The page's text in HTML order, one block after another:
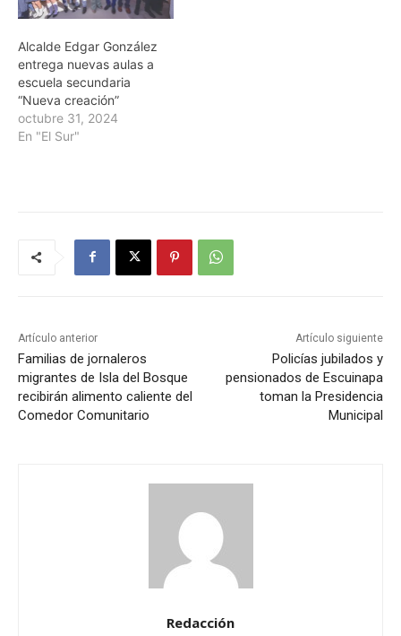
Alcalde Edgar González
entrega nuevas aulas a
escuela secundaria
“Nueva creación”
octubre 31, 2024
En "El Sur"
Artículo anterior
Familias de jornaleros
migrantes de Isla del Bosque
recibirán alimento caliente del
Comedor Comunitario
Artículo siguiente
Policías jubilados y
pensionados de Escuinapa
toman la Presidencia
Municipal
Redacción